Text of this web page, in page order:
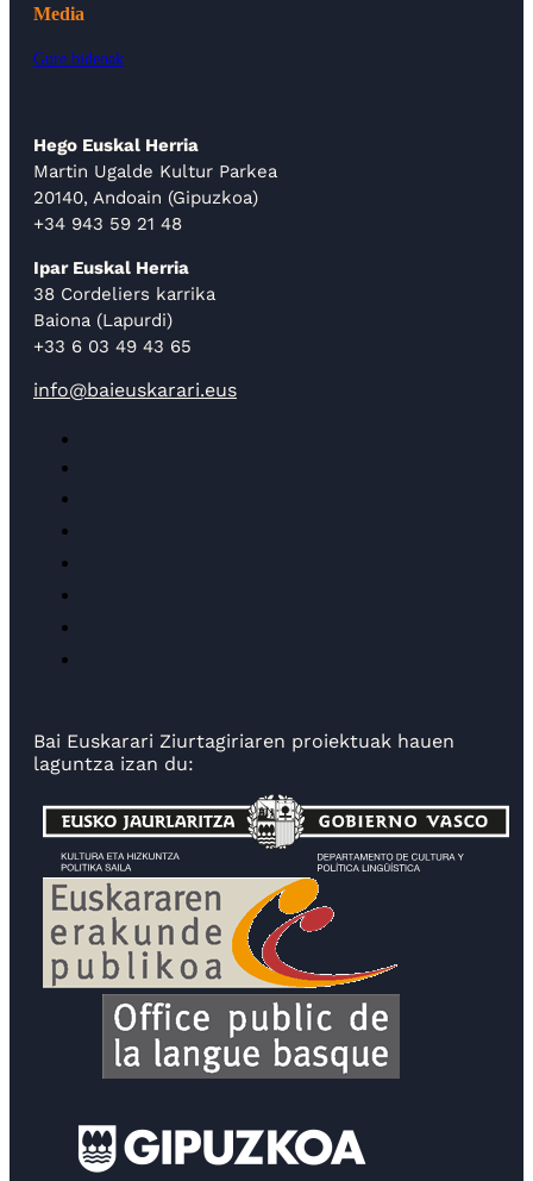
Media
Gure bideoak
Hego Euskal Herria
Martin Ugalde Kultur Parkea
20140, Andoain (Gipuzkoa)
+34 943 59 21 48
Ipar Euskal Herria
38 Cordeliers karrika
Baiona (Lapurdi)
+33 6 03 49 43 65
info@baieuskarari.eus
Bai Euskarari Ziurtagiriaren proiektuak hauen
laguntza izan du: